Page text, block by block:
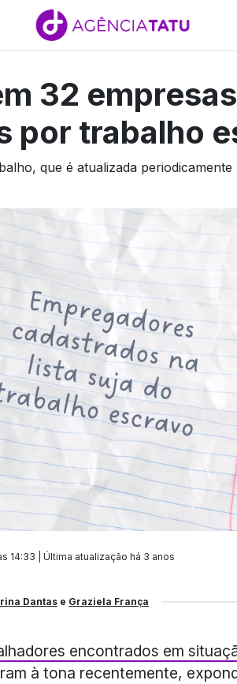
32 empresas
por trabalho
que é atualizada
14:33 | Última atualização há 3 anos
Dantas e Graziela França
encontrados em
à tona recentemente,